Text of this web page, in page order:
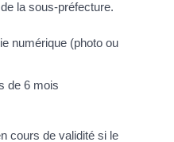
la sous-préfecture.
numérique (photo ou
de 6 mois
cours de validité si le